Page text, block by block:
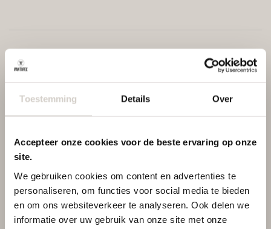
Toestemming Details Over
Accepteer onze cookies voor de beste ervaring op onze
site.
We gebruiken cookies om content en advertenties te
personaliseren, om functies voor social media te bieden
en om ons websiteverkeer te analyseren. Ook delen we
informatie over uw gebruik van onze site met onze
Categorieën
Ovale tafels
Deens ovale tafels
Fins ovale tafels
Onderhoud
Onderhoud tuinmeubels
Bestellen